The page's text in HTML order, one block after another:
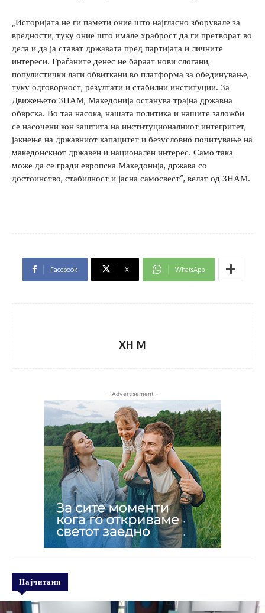
„Историјата не ги памети оние што најгласно зборувале за
вредности, туку оние што имале храброст да ги претворат во
дела и да ја стават државата пред партијата и личните
интереси. Граѓаните денес не бараат нови слогани,
популистички лаги обвиткани во платформа за обединување,
туку одговорност, резултати и стабилни институции. За
Движењето ЗНАМ, Македонија останува трајна државна
обврска. Во таа насока, нашата политика и нашите заложби
се насочени кон заштита на институционалниот интегритет,
јакнење на државниот капацитет и безусловно почитување на
македонскиот државен и национален интерес. Само така
може да се гради европска Македонија, држава со
достоинство, стабилност и јасна самосвест“, велат од ЗНАМ.
Facebook X WhatsApp
XH M
- Advertisement -
Најчитани